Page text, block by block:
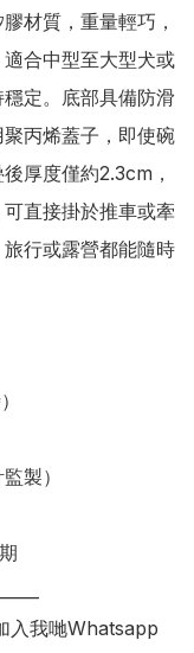
材質，重量輕巧，
合中型至大型犬或
定。底部具備防滑
丙烯蓋子，即使碗
厚度僅約2.3cm，
直接掛於推車或牽
行或露營都能隨時
製）
入我哋Whatsapp